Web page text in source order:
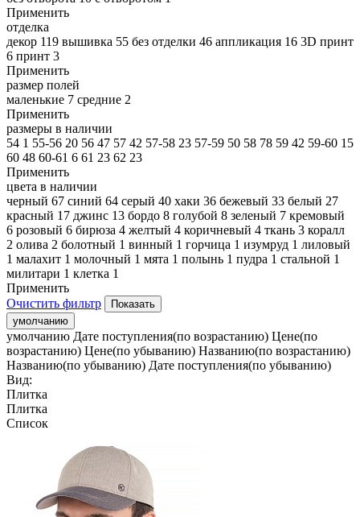
Применить
отделка
декор 119 вышивка 55 без отделки 46 аппликация 16 3D принт
6 принт 3
Применить
размер полей
маленькие 7 средние 2
Применить
размеры в наличии
54 1 55-56 20 56 47 57 42 57-58 23 57-59 50 58 78 59 42 59-60 15
60 48 60-61 6 61 23 62 23
Применить
цвета в наличии
черный 67 синий 64 серый 40 хаки 36 бежевый 33 белый 27
красный 17 джинс 13 бордо 8 голубой 8 зеленый 7 кремовый
6 розовый 6 бирюза 4 желтый 4 коричневый 4 ткань 3 коралл
2 олива 2 болотный 1 винный 1 горчица 1 изумруд 1 лиловый
1 малахит 1 молочный 1 мята 1 полынь 1 пудра 1 стальной 1
милитари 1 клетка 1
Применить
Очистить фильтр
умолчанию
умолчанию Дате поступления(по возрастанию) Цене(по
возрастанию) Цене(по убыванию) Названию(по возрастанию)
Названию(по убыванию) Дате поступления(по убыванию)
Вид:
Плитка
Плитка
Список